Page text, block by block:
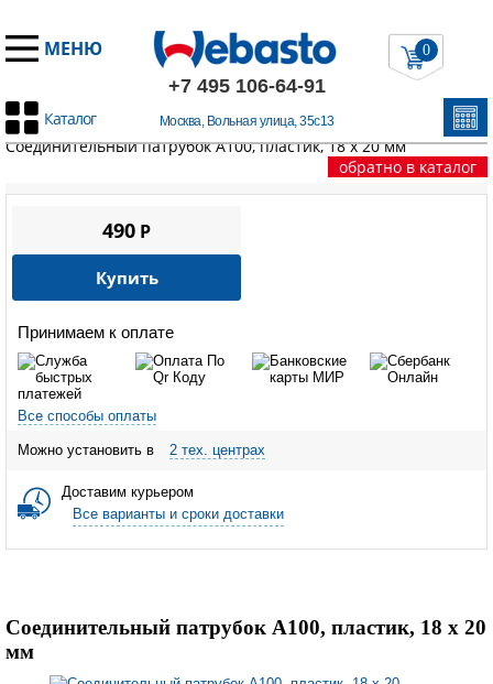
МЕНЮ
+7 495 106-64-91
Москва, Вольная улица, 35с13
Каталог
0
Главная /Запчасти А100/A100 HYDRO D5 Eco / G5 Eco
Соединительный патрубок A100, пластик, 18 х 20 мм
обратно в каталог
Принимаем к оплате
Все способы оплаты
Можно установить в 2 тех. центрах
Доставим курьером
Все варианты и сроки доставки
490 P
Купить
Соединительный патрубок A100, пластик, 18 х 20
мм